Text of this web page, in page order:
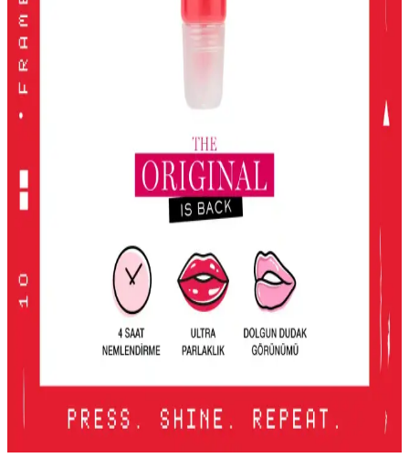
2024'te öne çıkan yüksek pigmentasyon ve geniş renk
seçenekleriyle en iyi far paletleri, kalıcılık ve çok yönlülük sunarak
makyajda fark yaratmanızı sağlar.
KIKO Unlimited Blush: Doğal Görünüm İçin Kalıcı
ve Hafif Allık Seçeneği
KIKO'nun Unlimited Blush allığı, kalıcı, hafif ve doğal görünüm
sağlayan pembe tonlarıyla günlük makyajda ideal, pratik ve uygun
fiyatlı bir seçenek.
2016'dan Günümüze Asya Makyaj Trendlerinin
Değişimi ve Güncel Stil Yaklaşımları
2016'dan günümüze Asya makyaj trendleri, parlak renklerden doğal
tonlara ve belirgin uygulamalara evrildi. Dudak, göz ve cilt
makyajındaki değişimler detaylı şekilde incelenmektedir.
Lancome Juicy Tubes Nemlendirici Lip Gloss
İncelemesi ve Kullanıcı Deneyimleri
Lancome Juicy Tubes, 20 yılı aşkın süredir popüler olan, parlaklık
katan nemlendirici lip gloss ürünüdür. Kullanımı kolay ve taşınabilir
tasarımıyla öne çıkar.